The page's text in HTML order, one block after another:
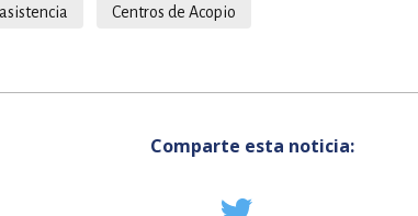
asistencia Centros de Acopio
Comparte esta noticia: